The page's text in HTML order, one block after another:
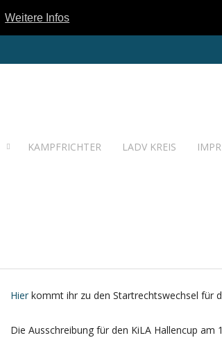
Weitere Infos
KAMPFRICHTER LADV KREIS
Hierkommt ihr zu den Startrechtswechsel für
Die Ausschreibung für den KiLA Hallencup am